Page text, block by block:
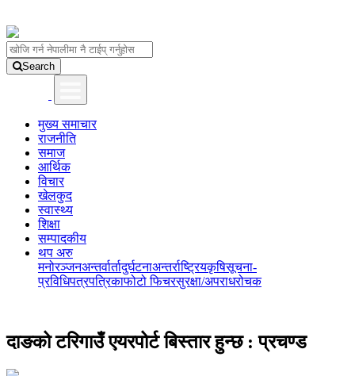
Search
मुख्य समाचार
राजनीति
समाज
आर्थिक
विचार
खेलकुद
स्वास्थ्य
शिक्षा
सम्पादकीय
थप अरु
मनोरञ्जनअन्तर्वार्तादुर्घटनाअन्तर्राष्ट्रियकृषिसूचना-
प्रविधिपत्रपत्रिकाफोटो फिचरसुरक्षा/अपराधरोचक
दाङको टरिगाउँ एयरपोर्ट बिस्तार हुन्छ : प्रचण्ड